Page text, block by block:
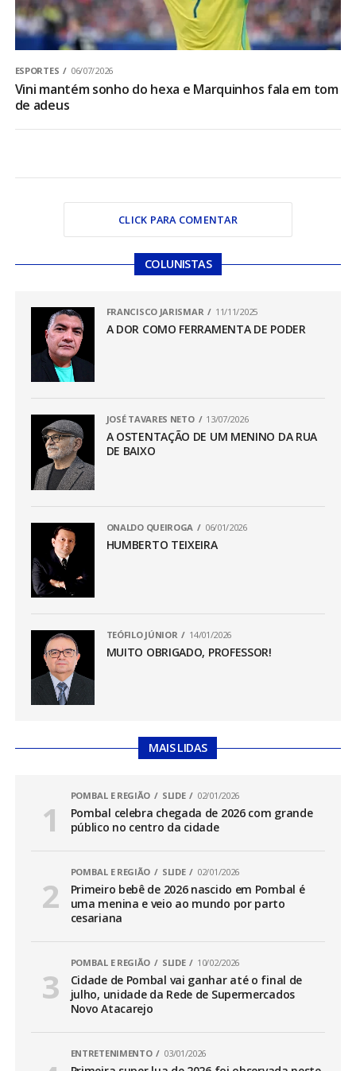
ESPORTES 06/07/2026
Vini mantém sonho do hexa e Marquinhos fala em tom
de adeus
CLICK PARA COMENTAR
COLUNISTAS
FRANCISCO JARISMAR 11/11/2025
A DOR COMO FERRAMENTA DE PODER
JOSÉ TAVARES NETO 13/07/2026
A OSTENTAÇÃO DE UM MENINO DA RUA
DE BAIXO
ONALDO QUEIROGA 06/01/2026
HUMBERTO TEIXEIRA
TEÓFILO JÚNIOR 14/01/2026
MUITO OBRIGADO, PROFESSOR!
MAIS LIDAS
POMBAL E REGIÃO SLIDE 02/01/2026
Pombal celebra chegada de 2026 com grande
público no centro da cidade
POMBAL E REGIÃO SLIDE 02/01/2026
Primeiro bebê de 2026 nascido em Pombal é
uma menina e veio ao mundo por parto
cesariana
POMBAL E REGIÃO SLIDE 10/02/2026
Cidade de Pombal vai ganhar até o final de
julho, unidade da Rede de Supermercados
Novo Atacarejo
ENTRETENIMENTO 03/01/2026